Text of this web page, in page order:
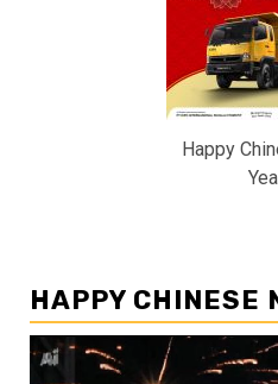
Happy
HAPPY CHINESE
Pemutar